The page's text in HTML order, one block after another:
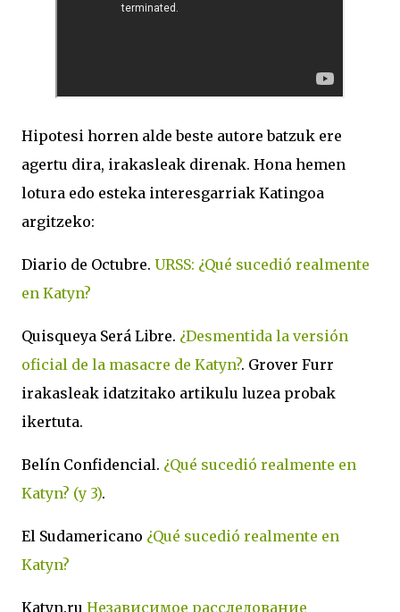
Hipotesi horren alde beste autore batzuk ere
agertu dira, irakasleak direnak. Hona hemen
lotura edo esteka interesgarriak Katingoa
argitzeko:
Diario de Octubre. URSS: ¿Qué sucedió realmente
en Katyn?
Quisqueya Será Libre. ¿Desmentida la versión
oficial de la masacre de Katyn?. Grover Furr
irakasleak idatzitako artikulu luzea probak
ikertuta.
Belín Confidencial. ¿Qué sucedió realmente en
Katyn? (y 3).
El Sudamericano ¿Qué sucedió realmente en
Katyn?
Katyn.ru Независимое расследование